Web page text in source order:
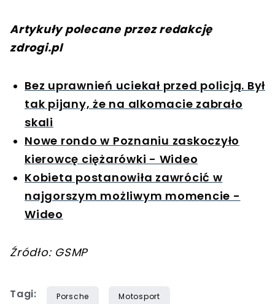
Artykuły polecane przez redakcję
zdrogi.pl
Bez uprawnień uciekał przed policją. Był
tak pijany, że na alkomacie zabrało
skali
Nowe rondo w Poznaniu zaskoczyło
kierowcę ciężarówki - Wideo
Kobieta postanowiła zawrócić w
najgorszym możliwym momencie -
Wideo
Źródło: GSMP
Tagi: Porsche Motosport